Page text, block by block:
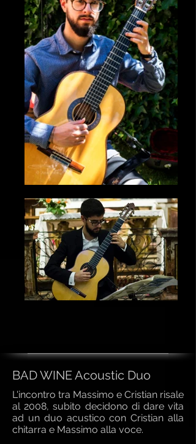
BAD WINE Acoustic Duo
L'incontro tra Massimo e Cristian risale
al 2008, subito decidono di dare vita
ad un duo acustico con Cristian alla
chitarra e Massimo alla voce.